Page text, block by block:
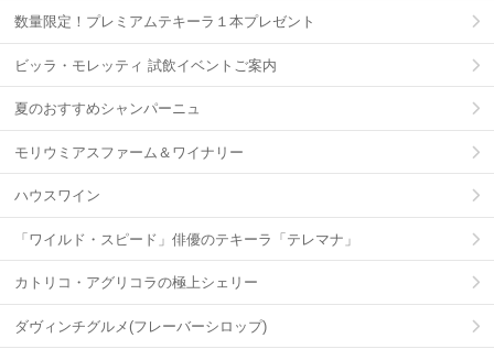
数量限定！プレミアムテキーラ１本プレゼント
ビッラ・モレッティ 試飲イベントご案内
夏のおすすめシャンパーニュ
モリウミアスファーム＆ワイナリー
ハウスワイン
「ワイルド・スピード」俳優のテキーラ「テレマナ」
カトリコ・アグリコラの極上シェリー
ダヴィンチグルメ(フレーバーシロップ)